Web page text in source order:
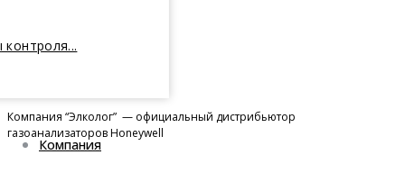
Компания “Элколог” — официальный дистрибьютор
газоанализаторов Honeywell
Компания